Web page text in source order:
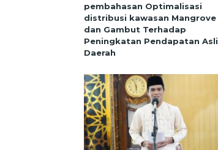
pembahasan Optimalisasi
distribusi kawasan Mangrove
dan Gambut Terhadap
Peningkatan Pendapatan Asli
Daerah